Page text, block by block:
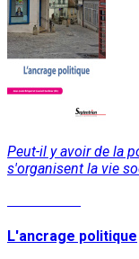
Peut-il y avoir de la
s'organisent la vie
L'ancrage politique